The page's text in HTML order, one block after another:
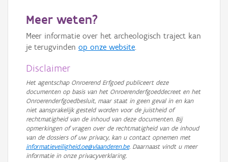
Meer weten?
Meer informatie over het archeologisch traject kan
je terugvinden op onze website.
Disclaimer
Het agentschap Onroerend Erfgoed publiceert deze
documenten op basis van het Onroerenderfgoeddecreet en het
Onroerenderfgoedbesluit, maar staat in geen geval in en kan
niet aansprakelijk gesteld worden voor de juistheid of
rechtmatigheid van de inhoud van deze documenten. Bij
opmerkingen of vragen over de rechtmatigheid van de inhoud
van de dossiers of uw privacy, kan u contact opnemen met
informatieveiligheid.oe@vlaanderen.be. Daarnaast vindt u meer
informatie in onze privacyverklaring.